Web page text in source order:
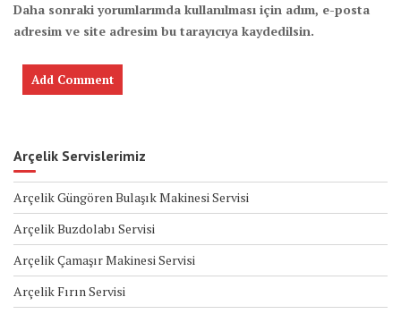
Daha sonraki yorumlarımda kullanılması için adım, e-posta
adresim ve site adresim bu tarayıcıya kaydedilsin.
Arçelik Servislerimiz
Arçelik Güngören Bulaşık Makinesi Servisi
Arçelik Buzdolabı Servisi
Arçelik Çamaşır Makinesi Servisi
Arçelik Fırın Servisi